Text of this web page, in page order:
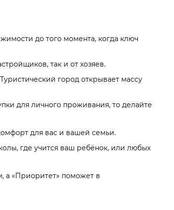
до того момента, когда ключ
так и от хозяев.
город открывает массу
для личного проживания, то делайте
для вас и вашей семьи.
где учится ваш ребёнок, или любых
а «Приоритет» поможет в